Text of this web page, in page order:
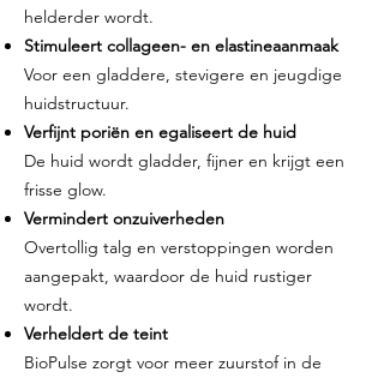
helderder wordt.
Stimuleert collageen- en elastineaanmaak
Voor een gladdere, stevigere en jeugdige
huidstructuur.
Verfijnt poriën en egaliseert de huid
De huid wordt gladder, fijner en krijgt een
frisse glow.
Vermindert onzuiverheden
Overtollig talg en verstoppingen worden
aangepakt, waardoor de huid rustiger
wordt.
Verheldert de teint
BioPulse zorgt voor meer zuurstof in de